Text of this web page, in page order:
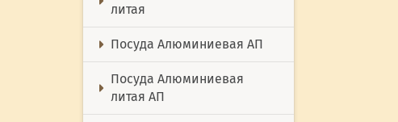
литая
Посуда Алюминиевая АП
Посуда Алюминиевая
литая АП